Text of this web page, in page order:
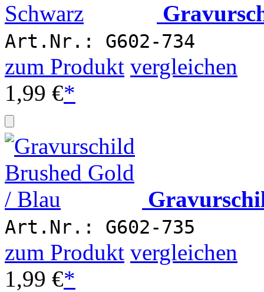
Art.Nr.: G602-734
zum Produkt vergleichen
1,99 €*
Art.Nr.: G602-735
zum Produkt vergleichen
1,99 €*